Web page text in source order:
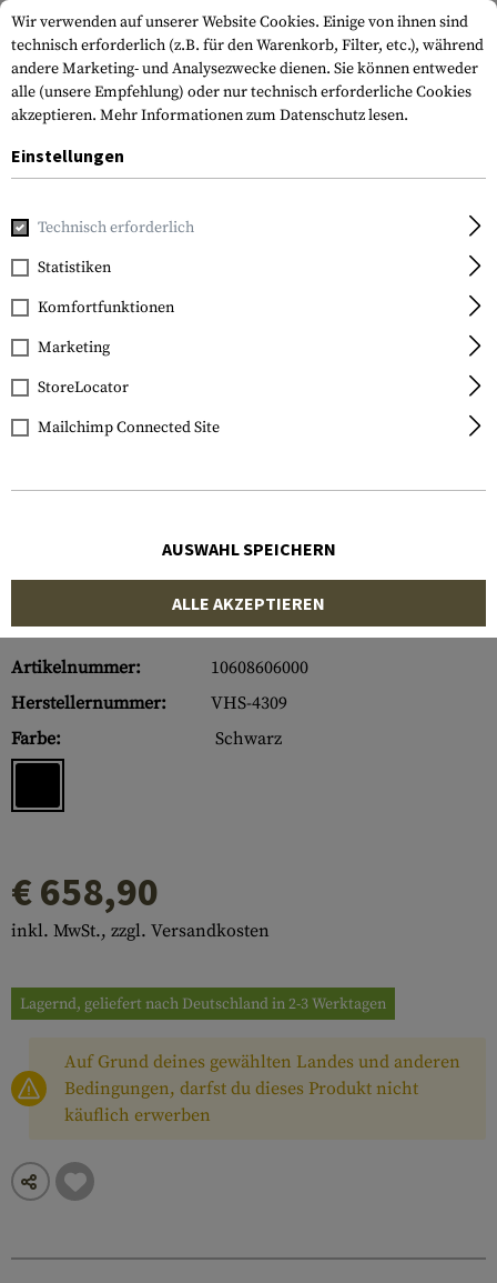
Home Waffenzubehör
Vortex Optics
Viper HS-T 4-16x44 VMR-
1 MOA
Artikelnummer:
10608606000
Herstellernummer:
VHS-4309
Farbe:
Schwarz
€ 658,90
inkl. MwSt., zzgl. Versandkosten
Lagernd, geliefert nach Deutschland in 2-3 Werktagen
Auf Grund deines gewählten Landes und anderen
Bedingungen, darfst du dieses Produkt nicht
käuflich erwerben
Wir verwenden auf unserer Website Cookies. Einige von ihnen sind
technisch erforderlich (z.B. für den Warenkorb, Filter, etc.), während
andere Marketing- und Analysezwecke dienen. Sie können entweder
alle (unsere Empfehlung) oder nur technisch erforderliche Cookies
akzeptieren. Mehr Informationen zum Datenschutz lesen.
Einstellungen
Technisch erforderlich
Statistiken
Komfortfunktionen
Marketing
StoreLocator
Mailchimp Connected Site
AUSWAHL SPEICHERN
ALLE AKZEPTIEREN